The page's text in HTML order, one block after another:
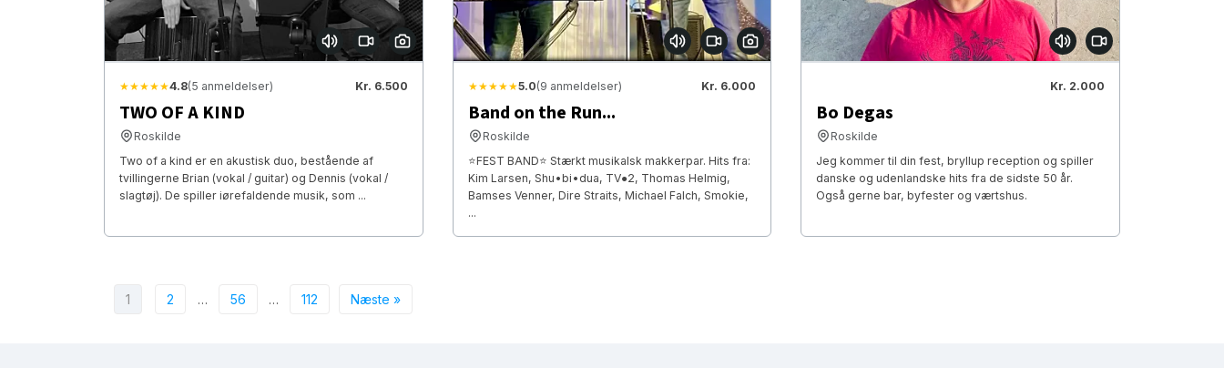
★★★★★4.8(5 anmeldelser) Kr. 6.500
TWO OF A KIND
Roskilde
Two of a kind er en akustisk duo, bestående af
tvillingerne Brian (vokal / guitar) og Dennis (vokal /
slagtøj). De spiller iørefaldende musik, som ...
★★★★★5.0(9 anmeldelser) Kr. 6.000
Band on the Run...
Roskilde
⭐FEST BAND⭐ Stærkt musikalsk makkerpar. Hits fra:
Kim Larsen, Shu•bi•dua, TV●2, Thomas Helmig,
Bamses Venner, Dire Straits, Michael Falch, Smokie,
...
Kr. 2.000
Bo Degas
Roskilde
Jeg kommer til din fest, bryllup reception og spiller
danske og udenlandske hits fra de sidste 50 år.
Også gerne bar, byfester og værtshus.
1 2 … 56 … 112 Næste »